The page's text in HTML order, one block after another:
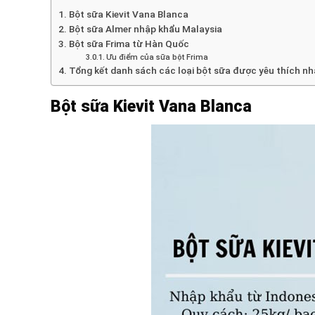
Bột sữa Kievit Vana Blanca
Bột sữa Almer nhập khẩu Malaysia
Bột sữa Frima từ Hàn Quốc
Ưu điểm của sữa bột Frima
Tổng kết danh sách các loại bột sữa được yêu thích
Bột sữa Kievit Vana Blanca